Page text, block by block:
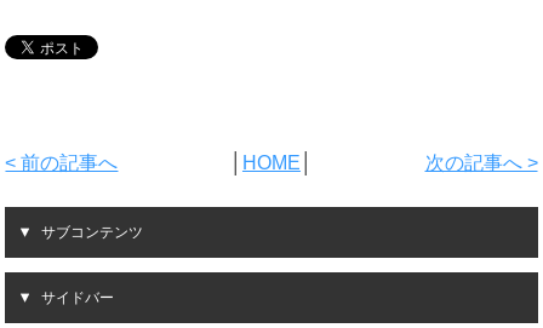
< 前の記事へ HOME 次の記事へ >
サブコンテンツ
サイドバー